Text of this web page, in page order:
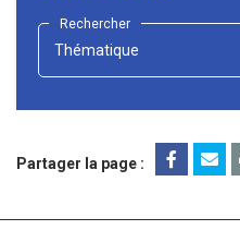
Rechercher
Choisir
Partager la page :